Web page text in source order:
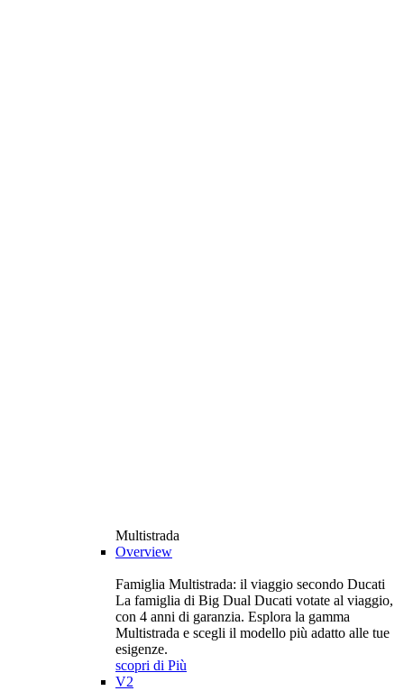
Multistrada
Overview
Famiglia Multistrada: il viaggio secondo Ducati
La famiglia di Big Dual Ducati votate al viaggio,
con 4 anni di garanzia. Esplora la gamma
Multistrada e scegli il modello più adatto alle tue
esigenze.
scopri di Più
V2